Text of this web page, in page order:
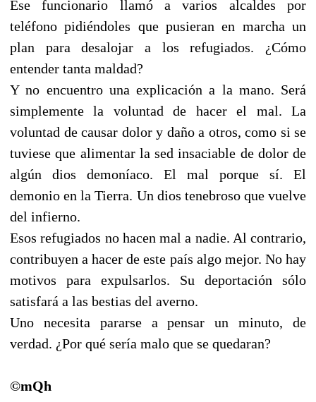
Ese funcionario llamó a varios alcaldes por
teléfono pidiéndoles que pusieran en marcha un
plan para desalojar a los refugiados. ¿Cómo
entender tanta maldad?
Y no encuentro una explicación a la mano. Será
simplemente la voluntad de hacer el mal. La
voluntad de causar dolor y daño a otros, como si se
tuviese que alimentar la sed insaciable de dolor de
algún dios demoníaco. El mal porque sí. El
demonio en la Tierra. Un dios tenebroso que vuelve
del infierno.
Esos refugiados no hacen mal a nadie. Al contrario,
contribuyen a hacer de este país algo mejor. No hay
motivos para expulsarlos. Su deportación sólo
satisfará a las bestias del averno.
Uno necesita pararse a pensar un minuto, de
verdad. ¿Por qué sería malo que se quedaran?
©mQh